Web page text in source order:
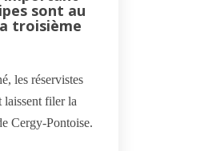
sont au
troisième
les réservistes
laissent filer la
Cergy-Pontoise.